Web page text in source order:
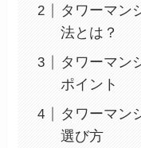
タワーマン
法とは？
タワーマン
ポイント
タワーマン
選び方